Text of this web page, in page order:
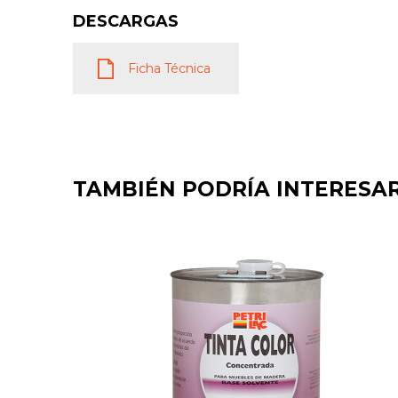
DESCARGAS
Ficha Técnica
TAMBIÉN PODRÍA